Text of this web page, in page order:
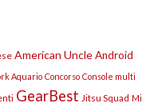
American UncleAndroid
Aquario Concorso Console multi
GearBest Jitsu Squad Mi